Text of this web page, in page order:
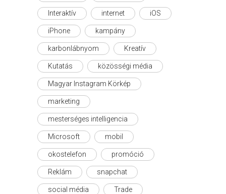
Interaktív internet iOS
iPhone kampány
karbonlábnyom Kreatív
Kutatás közösségi média
Magyar Instagram Körkép
marketing
mesterséges intelligencia
Microsoft mobil
okostelefon promóció
Reklám snapchat
social média Trade